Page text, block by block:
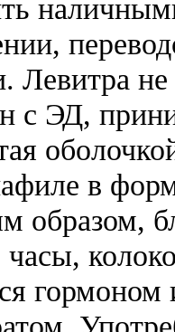
Левитра
с ЭД,
в
образом,